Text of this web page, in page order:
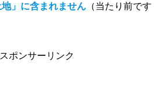
」に含まれません （当たり前です
スポンサーリンク